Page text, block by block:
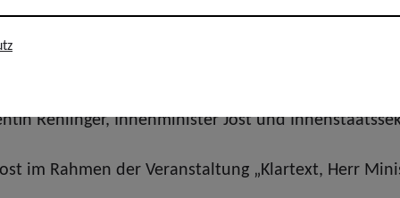
Staatskanzlei, Staatssekretär David Lindemann
der kommunalen Beihilfestelle der RZVK des
überhaupt gehen?“
Rehlinger, Innenminister Jost und
im Rahmen der Veranstaltung „Klartext, Herr